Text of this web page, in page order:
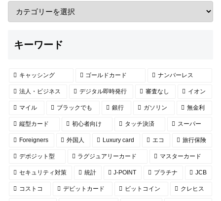
キーワード
キャッシング ゴールドカード ナンバーレス
法人・ビジネス デジタル即時発行 審査なし イオン
マイル ブラックでも 銀行 ガソリン 無金利
縦型カード 初心者向け タッチ決済 スーパー
Foreigners 外国人 Luxury card エコ 旅行保険
デポジット型 ラグジュアリーカード マスターカード
セキュリティ対策 統計 J-POINT プラチナ JCB
コストコ デビットカード ビットコイン クレヒス